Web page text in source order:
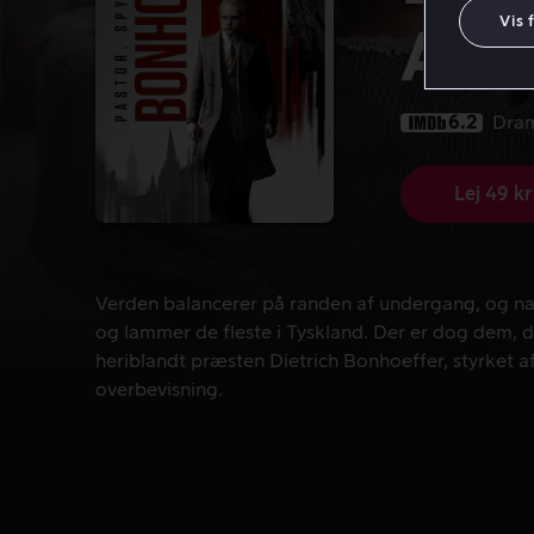
6.2
Lej 49 kr
Verden balancerer på randen af undergang, og
Verden balancerer på randen af undergang, og
og lammer de fleste i Tyskland. Der er dog dem,
heriblandt præsten Dietrich Bonhoeffer, styrket
overbevisning.
Vis